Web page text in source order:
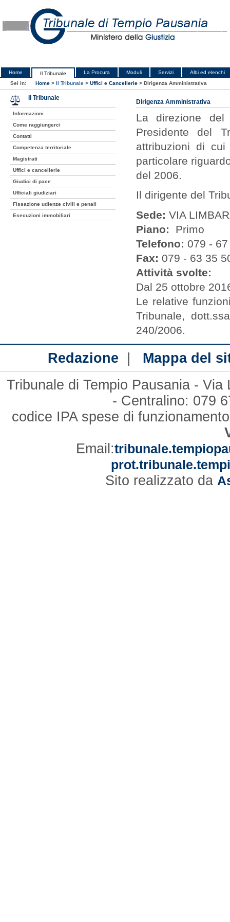
Home Il Tribunale La Procura Moduli Servizi
Albi ed elenchi
Sei in:
Home > Il Tribunale > Uffici e Cancellerie > Dirigenza Amministrativa
Dirigenza Amministrativa
La direzione
Presidente del
attribuzioni di
particolare
del 2006.
Il dirigente del
Sede: VIA
Piano:
Primo
Telefono: 079 -
Fax: 079 - 63 35
Attività svolte:
Dal 25 ottobre
Le relative
Tribunale,
240/2006.
Il Tribunale
Informazioni
Come raggiungerci
Contatti
Competenza territoriale
Magistrati
Uffici e cancellerie
Giudici di pace
Ufficiali giudiziari
Fissazione udienze civili e penali
Esecuzioni immobiliari
Redazione
Mappa del
Tribunale di Tempio Pausania -
- Centralino: 079
codice IPA spese di
Email:
Sito realizzato da